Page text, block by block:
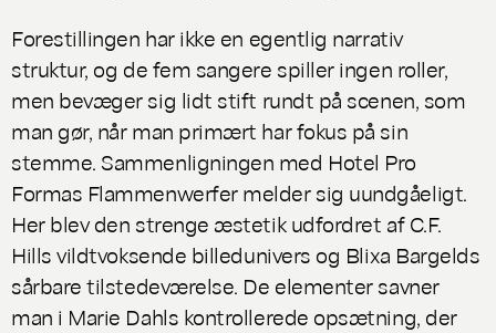
Forestillingen har ikke en egentlig narrativ
struktur, og de fem sangere spiller ingen roller,
men bevæger sig lidt stift rundt på scenen, som
man gør, når man primært har fokus på sin
stemme. Sammenligningen med Hotel Pro
Formas Flammenwerfermelder sig uundgåeligt.
Her blev den strenge æstetik udfordret af C.F.
Hills vildtvoksende billedunivers og Blixa Bargelds
sårbare tilstedeværelse. De elementer savner
man i Marie Dahls kontrollerede opsætning, der